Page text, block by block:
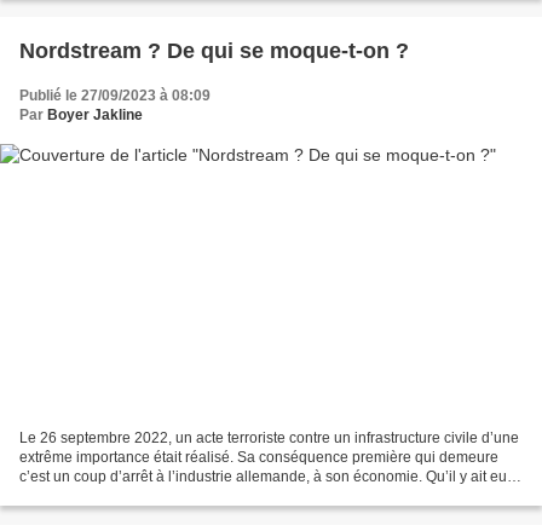
Nordstream ? De qui se moque-t-on ?
Publié le 27/09/2023 à 08:09
Par Boyer Jakline
Le 26 septembre 2022, un acte terroriste contre un infrastructure civile d’une
extrême importance était réalisé. Sa conséquence première qui demeure
c’est un coup d’arrêt à l’industrie allemande, à son économie. Qu’il y ait eu